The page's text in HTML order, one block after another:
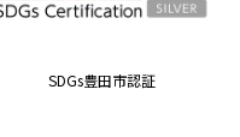
SDGs豊田市認証